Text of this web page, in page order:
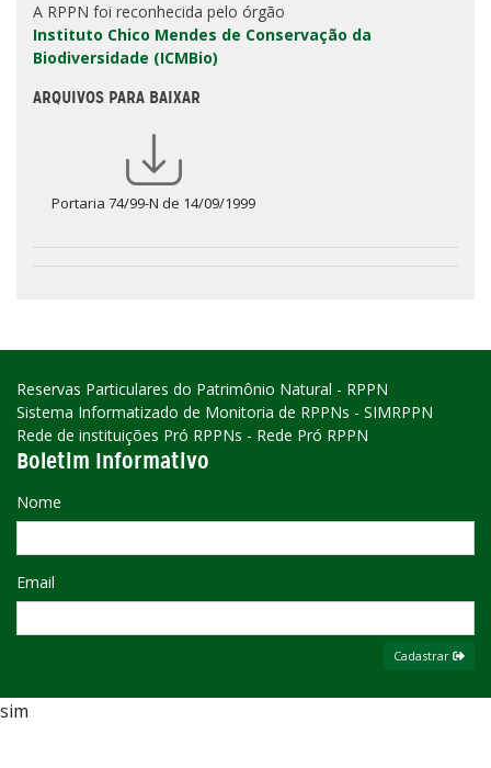
A RPPN foi reconhecida pelo órgão
Instituto Chico Mendes de Conservação da
Biodiversidade (ICMBio)
ARQUIVOS PARA BAIXAR
Portaria 74/99-N de 14/09/1999
Reservas Particulares do Patrimônio Natural - RPPN
Sistema Informatizado de Monitoria de RPPNs - SIMRPPN
Rede de instituições Pró RPPNs - Rede Pró RPPN
Boletim Informativo
Nome
Email
Cadastrar
sim